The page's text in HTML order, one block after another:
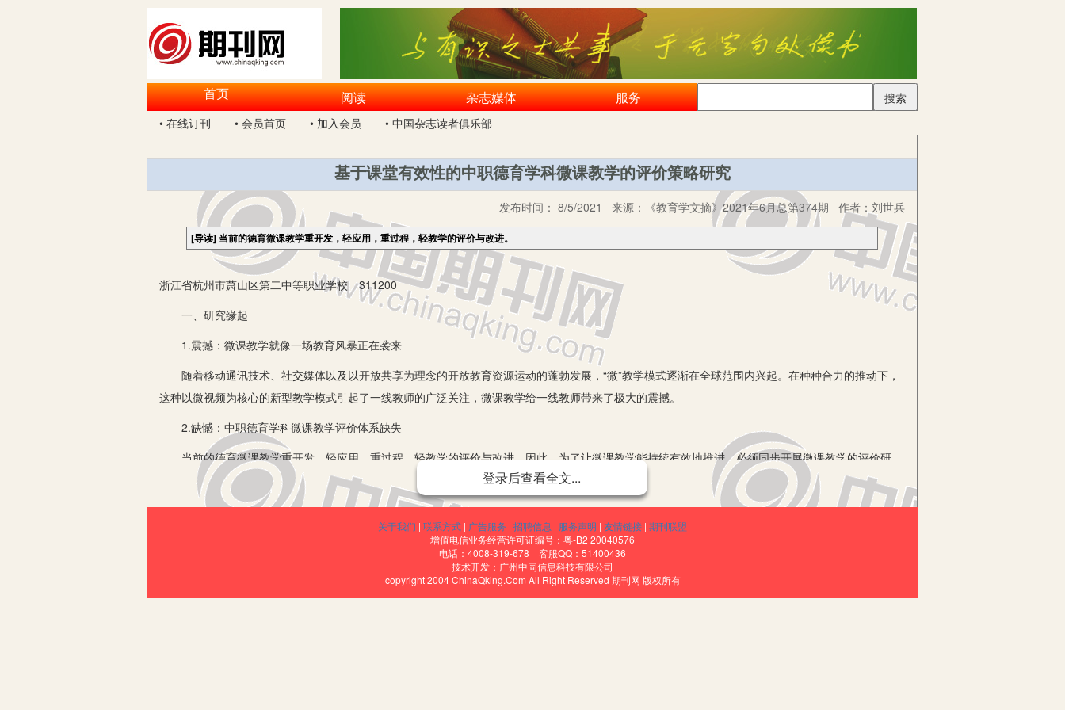
首页 阅读 杂志媒体 服务
搜索
• 在线订刊
• 会员首页 • 加入会员 • 中国杂志读者俱乐部
基于课堂有效性的中职德育学科微课教学的评价策略研究
发布时间： 8/5/2021 来源： 《教育学文摘》2021年6月总第374期 作者： 刘世兵
[导读] 当前的德育微课教学重开发，轻应用，重过程，轻教学的评价与改进。
浙江省杭州市萧山区第二中等职业学校 311200
一、研究缘起
1.震撼：微课教学就像一场教育风暴正在袭来
随着移动通讯技术、社交媒体以及以开放共享为理念的开放教育资源运动的蓬勃发展，“微”教学模式逐渐在全球范围内兴起。在种种合力的推动下，
这种以微视频为核心的新型教学模式引起了一线教师的广泛关注，微课教学给一线教师带来了极大的震撼。
2.缺憾：中职德育学科微课教学评价体系缺失
当前的德育微课教学重开发，轻应用，重过程，轻教学的评价与改进。因此，为了让微课教学能持续有效地推进，必须同步开展微课教学的评价研
究，建构一套适合职高德育学科的科学的微课评价体系。
3.遗憾：中职德育学科微教学的微情境评价空白
中职德育大纲强调：必须从教材内容和学生的思想实际出发，多方面创设情境，引导学生主动地参与到课堂学习中来，使学生在愉悦中接受教育，真
正做到寓教于乐，切实提高思想品德课教学实效。但教学中往往忽视“创设情境”。而实施微课教学，开展适合中职学生德育学习情境的学业评价，恰恰是
登录后查看全文...
关于我们 | 联系方式 | 广告服务 | 招聘信息 | 服务声明 | 友情链接 | 期刊联盟
增值电信业务经营许可证编号：粤-B2 20040576
电话：4008-319-678 客服QQ：51400436
技术开发：广州中同信息科技有限公司
copyright 2004 ChinaQking.Com All Right Reserved 期刊网 版权所有